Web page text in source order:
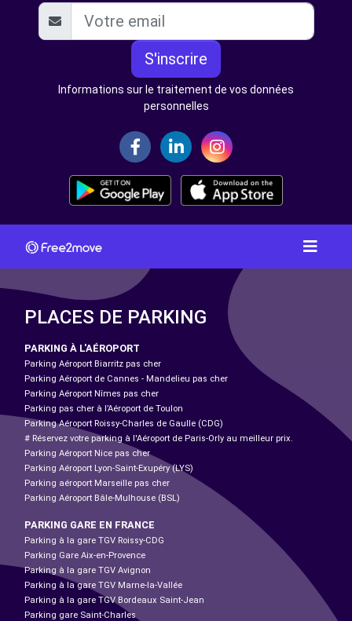
S'inscrire
Informations sur le traitement de vos données
personnelles
PLACES DE PARKING
PARKING À L'AÉROPORT
Parking Aéroport Biarritz pas cher
Parking Aéroport de Cannes - Mandelieu pas cher
Parking Aéroport Nîmes pas cher
Parking pas cher à l’Aéroport de Toulon
Parking Aéroport Roissy-Charles de Gaulle (CDG)
# Réservez votre parking à l'Aéroport de Paris-Orly au meilleur prix.
Parking Aéroport Nice pas cher
Parking Aéroport Lyon-Saint-Exupéry (LYS)
Parking aéroport Marseille pas cher
Parking Aéroport Bâle-Mulhouse (BSL)
PARKING GARE EN FRANCE
Parking à la gare TGV Roissy-CDG
Parking Gare Aix-en-Provence
Parking à la gare TGV Avignon
Parking à la gare TGV Marne-la-Vallée
Parking à la gare TGV Bordeaux Saint-Jean
Parking gare Saint-Charles